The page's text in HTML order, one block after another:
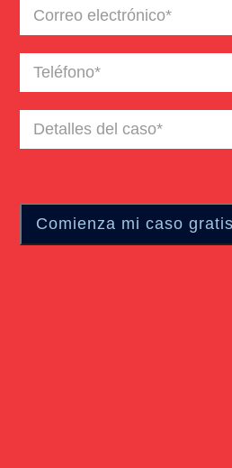
Correo
electrónico(Required)
Teléfono(Required)
Detalles
del